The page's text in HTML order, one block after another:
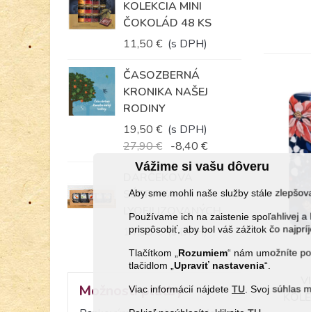
Vážime si vašu dôveru
Aby sme mohli naše služby stále
Používame ich na zaistenie spoľahlivej
prispôsobiť, aby bol váš zážitok čo
Tlačítkom „ Rozumiem“ nám umožníte
tlačidlom „Upraviť nastavenia“.
Viac informácií nájdete TU . Svoj súhlas
KOLEKCIA MINI
ČOKOLÁD 48 KS
11,50 € (s DPH)
ČASOZBERNÁ
KRONIKA NAŠEJ
RODINY
19,50 € (s DPH)
27,90 € -8,40 €
SÚPRAVA
LYOFILIZOVANÝCH
KORBÁČIKOV...
14,35 € (s DPH)
Možnosti platby